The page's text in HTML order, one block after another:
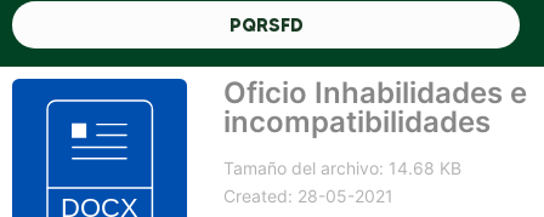
PQRSFD
Oficio Inhabilidades e
incompatibilidades
Tamaño del archivo: 14.68 KB
Created: 28-05-2021